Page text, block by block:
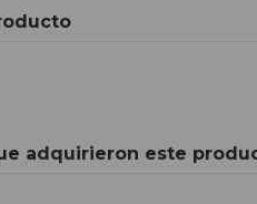
adquirieron este